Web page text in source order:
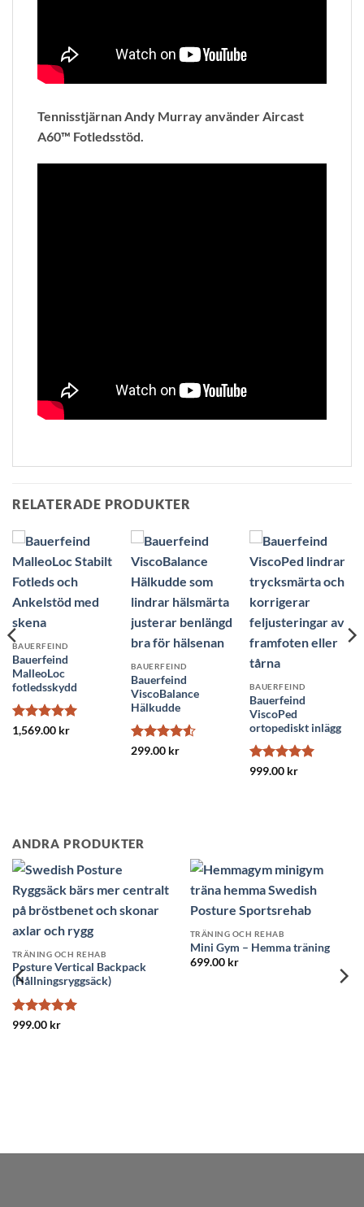
Tennisstjärnan Andy Murray använder Aircast
A60™ Fotledsstöd.
RELATERADE PRODUKTER
BAUERFEIND
Bauerfeind
MalleoLoc
fotledsskydd
Betygsatt5
1,569.00 kr
BAUERFEIND
Bauerfeind
ViscoBalance
Hälkudde
Betygsatt
299.00 kr
BAUERFEIND
Bauerfeind
ViscoPed
ortopediskt inlägg
Betygsatt
999.00 kr
ANDRA PRODUKTER
REHAB
– Hemma träning
TRÄNING OCH REHAB
Fotmassage Roller
Swedish